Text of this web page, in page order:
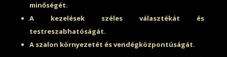
minőségét.
A kezelések széles választékát és
testreszabhatóságát.
A szalon környezetét és vendégközpontúságát.